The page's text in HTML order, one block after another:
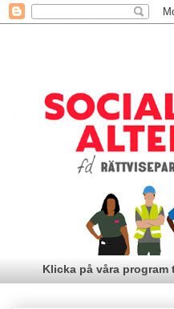
Klicka på våra program